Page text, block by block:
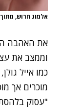
אלמוג חרוש,
את האהבה
וממצב את
כמו אייל
מוכרים אך
"עסוק